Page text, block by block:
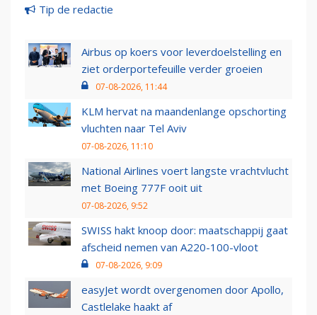
Tip de redactie
Airbus op koers voor leverdoelstelling en
ziet orderportefeuille verder groeien
07-08-2026, 11:44
KLM hervat na maandenlange opschorting
vluchten naar Tel Aviv
07-08-2026, 11:10
National Airlines voert langste vrachtvlucht
met Boeing 777F ooit uit
07-08-2026, 9:52
SWISS hakt knoop door: maatschappij gaat
afscheid nemen van A220-100-vloot
07-08-2026, 9:09
easyJet wordt overgenomen door Apollo,
Castlelake haakt af